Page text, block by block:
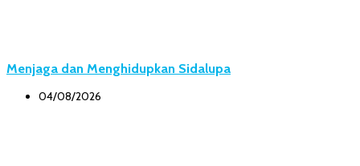
Menjaga dan Menghidupkan Sidalupa
04/08/2026